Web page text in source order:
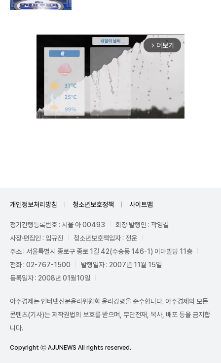
arrow_forward_ios 더보기
개인정보처리방침 청소년보호정책 사이트맵
정기간행등록번호 : 서울 아 00493
회장·발행인 : 곽영길
사장·편집인 : 임규진
청소년보호책임자 : 전운
주소 : 서울특별시 종로구 종로 1길 42(수송동 146-1) 이마빌딩 11층
전화 : 02-767-1500
발행일자 : 2007년 11월 15일
등록일자 : 2008년 01월10일
아주경제는 인터넷신문윤리위원회 윤리강령을 준수합니다. 아주경제의 모든
콘텐츠(기사)는 저작권법의 보호를 받으며, 무단전재, 복사, 배포 등을 금지합
니다.
Copyright ⓒ AJUNEWS All rights reserved.